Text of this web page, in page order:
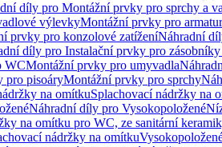
díly pro Montážní prvky pro sprchy a
výlevkyMontážní prvky pro
prvky pro konzolové zatíženíNáhradní
díly pro Instalační prvky pro zásobníky
WCMontážní prvky pro umyvadla
pro pisoáryMontážní prvky pro sprchy
na omítkuSplachovací nádržky na
Náhradní díly pro Vysokopoložené
na omítku pro WC, ze sanitární
nádržky na omítku